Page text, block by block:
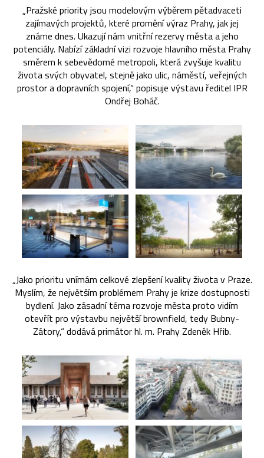
„Pražské priority jsou modelovým výběrem pětadvaceti
zajímavých projektů, které promění výraz Prahy, jak jej
známe dnes. Ukazují nám vnitřní rezervy města a jeho
potenciály. Nabízí základní vizi rozvoje hlavního města Prahy
směrem k sebevědomé metropoli, která zvyšuje kvalitu
života svých obyvatel, stejně jako ulic, náměstí, veřejných
prostor a dopravních spojení,“ popisuje výstavu ředitel IPR
Ondřej Boháč.
„Jako prioritu vnímám celkové zlepšení kvality života v Praze.
Myslím, že největším problémem Prahy je krize dostupnosti
bydlení. Jako zásadní téma rozvoje města proto vidím
otevřít pro výstavbu největší brownfield, tedy Bubny-
Zátory,“ dodává primátor hl. m. Prahy Zdeněk Hřib.